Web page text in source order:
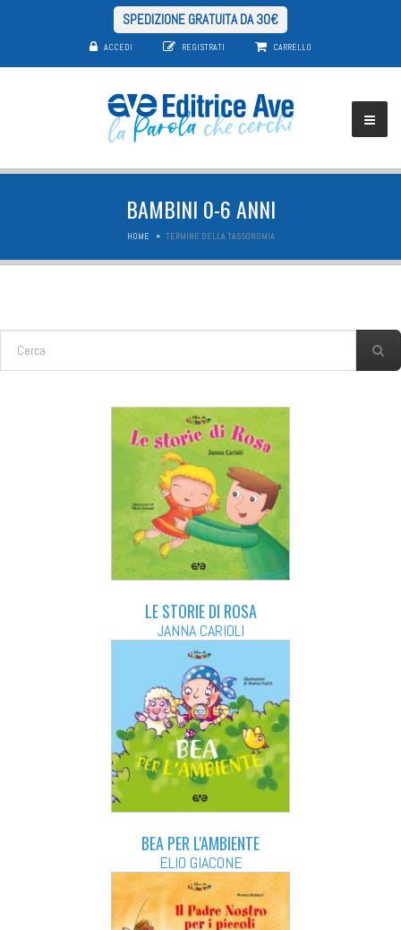
SPEDIZIONE GRATUITA DA 30€
ACCEDI REGISTRATI CARRELLO
BAMBINI 0-6 ANNI
HOME TERMINE DELLA TASSONOMIA
FORM DI RICERCA
LE STORIE DI ROSA
JANNA CARIOLI
BEA PER L'AMBIENTE
ELIO GIACONE